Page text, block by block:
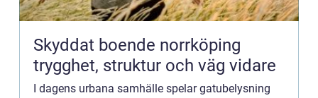
Skyddat boende norrköping
trygghet, struktur och väg vidare
I dagens urbana samhälle spelar gatubelysning